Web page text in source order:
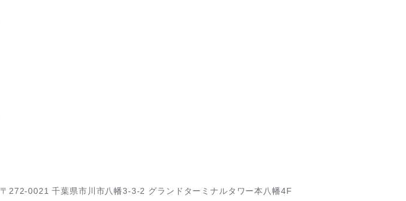
〒272-0021 千葉県市川市八幡3-3-2 グランドターミナルタワー本八幡4F